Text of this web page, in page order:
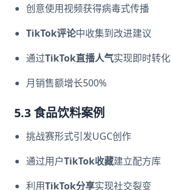
创意使用视频获得病毒式传播
TikTok评论中收集到改进建议
通过TikTok直播人气实现即时转化
月销售额增长500%
5.3 食品饮料案例
挑战赛形式引发UGC创作
通过用户TikTok收藏建立配方库
利用TikTok分享实现社交裂变